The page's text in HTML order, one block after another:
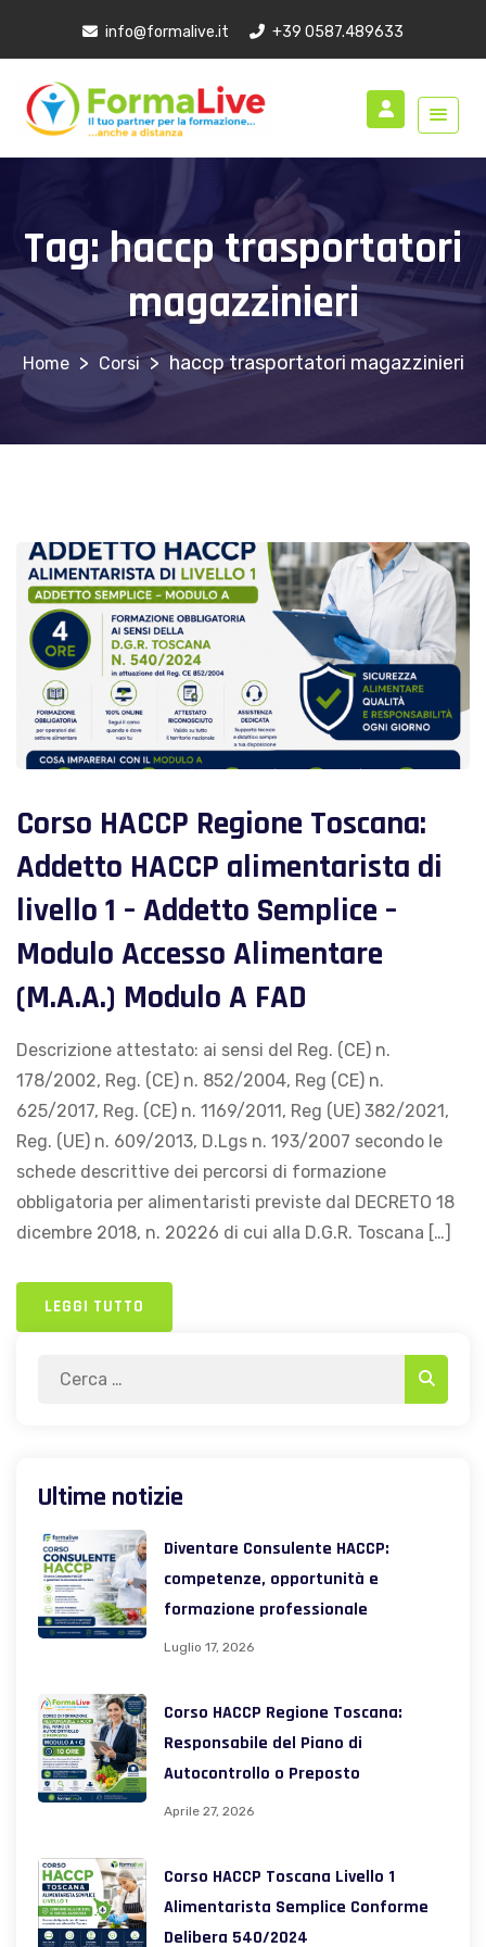
info@formalive.it +39 0587.489633
Tag:haccp trasportatori
magazzinieri
> Corsi > haccp trasportatori magazzinieri
Corso HACCP Regione Toscana:
Addetto HACCP alimentarista di
livello 1 – Addetto Semplice –
Modulo Accesso Alimentare
(M.A.A.) Modulo A FAD
Descrizione attestato: ai sensi del Reg. (CE) n.
178/2002, Reg. (CE) n. 852/2004, Reg (CE) n.
625/2017, Reg. (CE) n. 1169/2011, Reg (UE) 382/2021,
Reg. (UE) n. 609/2013, D.Lgs n. 193/2007 secondo le
schede descrittive dei percorsi di formazione
obbligatoria per alimentaristi previste dal DECRETO 18
dicembre 2018, n. 20226 di cui alla D.G.R. Toscana […]
LEGGI TUTTO
Search
Search
Ultime notizie
Diventare Consulente HACCP:
competenze, opportunità e
formazione professionale
Luglio 17, 2026
Corso HACCP Regione Toscana:
Responsabile del Piano di
Autocontrollo o Preposto
Aprile 27, 2026
Corso HACCP Toscana Livello 1
Alimentarista Semplice Conforme
Delibera 540/2024